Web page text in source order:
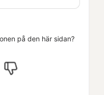
på den här sidan?